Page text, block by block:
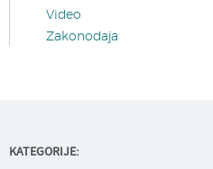
Video
Zakonodaja
KATEGORIJE: